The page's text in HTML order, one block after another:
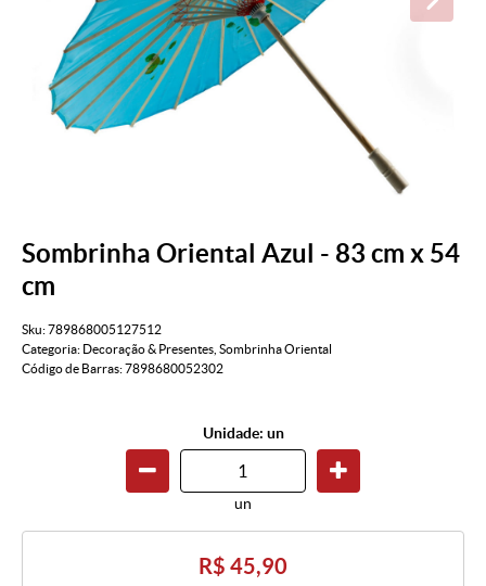
Sombrinha Oriental Azul - 83 cm x 54
cm
Sku:789868005127512
Categoria: Decoração & Presentes Sombrinha Oriental
Código de Barras:7898680052302
Unidade: un
un
R$ 45,90